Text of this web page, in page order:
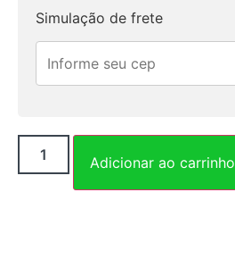
Simulação de frete
Adicionar ao carrinho